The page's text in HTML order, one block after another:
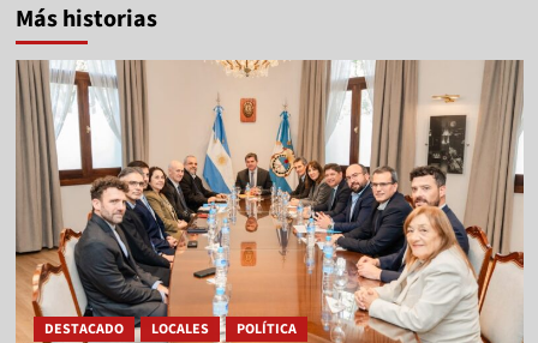
Más historias
DESTACADO LOCALES POLÍTICA